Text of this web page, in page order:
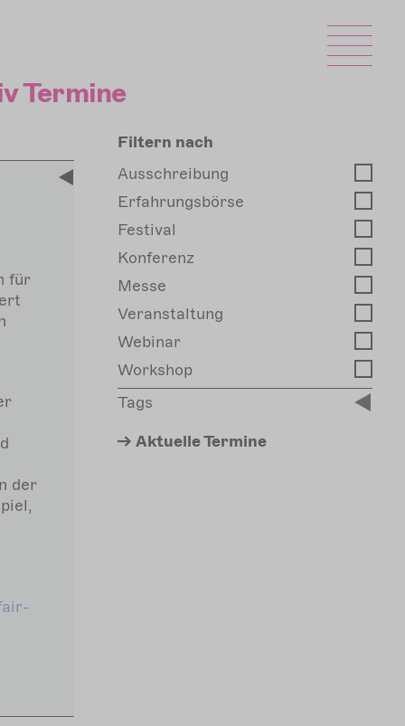
Termine
für
der
Filtern nach
Ausschreibung
Erfahrungsbörse
Festival
Konferenz
Messe
Veranstaltung
Webinar
Workshop
Tags
AktuelleTermine